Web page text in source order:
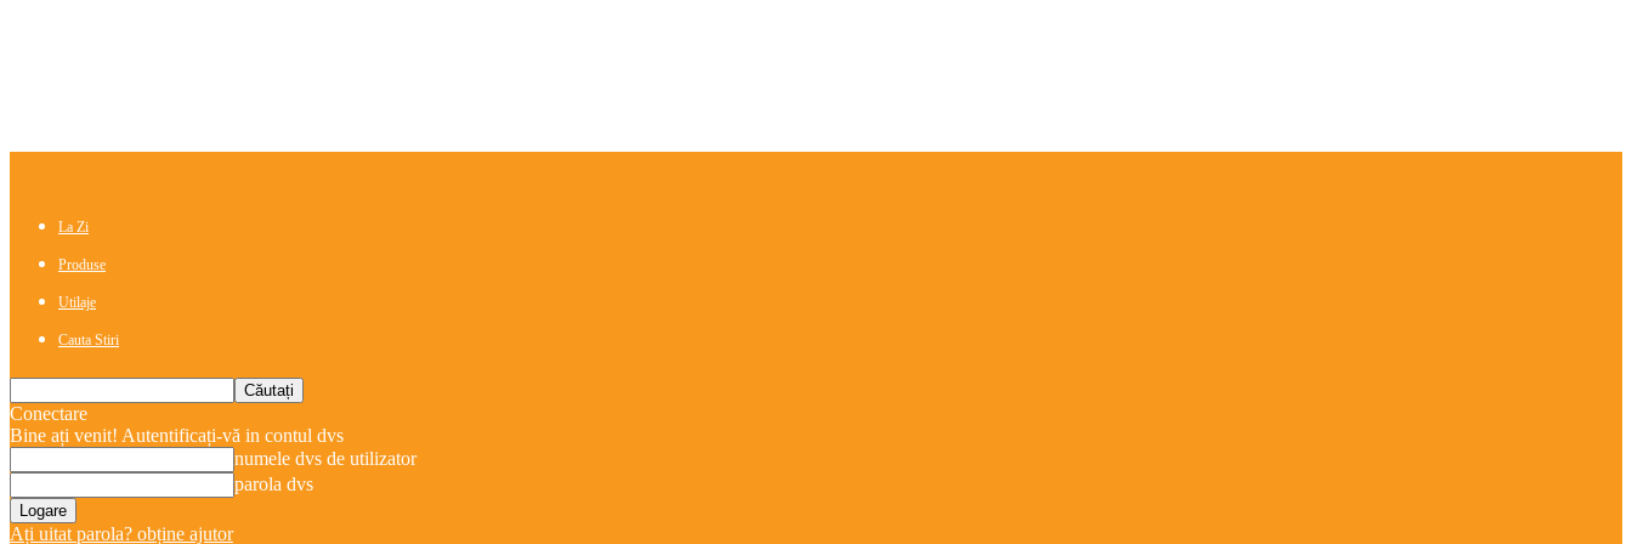
La Zi
Produse
Utilaje
Cauta Stiri
Conectare
Bine ați venit! Autentificați-vă in contul dvs
numele dvs de utilizator
parola dvs
Ați uitat parola? obține ajutor